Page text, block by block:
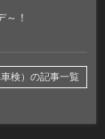
！
検）の記事一覧